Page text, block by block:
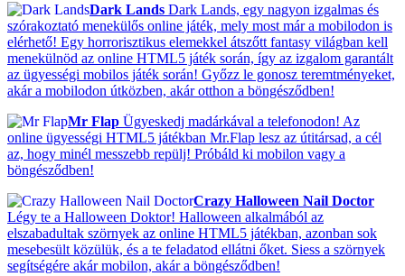
Dark Lands Dark Lands, egy nagyon izgalmas és
szórakoztató menekülős online játék, mely most már a mobilodon is
elérhető! Egy horrorisztikus elemekkel átszőtt fantasy világban kell
menekülnöd az online HTML5 játék során, így az izgalom garantált
az ügyességi mobilos játék során! Győzz le gonosz teremtményeket,
akár a mobilodon útközben, akár otthon a böngésződben!
Mr Flap Ügyeskedj madárkával a telefonodon! Az
online ügyességi HTML5 játékban Mr.Flap lesz az útitársad, a cél
az, hogy minél messzebb repülj! Próbáld ki mobilon vagy a
böngésződben!
Crazy Halloween Nail Doctor
Légy te a Halloween Doktor! Halloween alkalmából az
elszabadultak szörnyek az online HTML5 játékban, azonban sok
mesebesült közülük, és a te feladatod ellátni őket. Siess a szörnyek
segítségére akár mobilon, akár a böngésződben!